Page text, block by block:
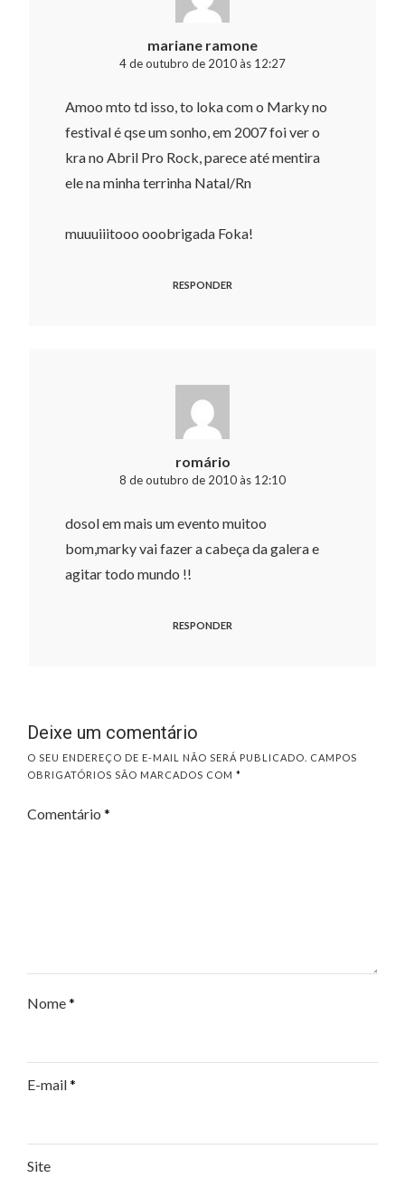
mariane ramone
4 de outubro de 2010 às 12:27
Amoo mto td isso, to loka com o Marky no
festival é qse um sonho, em 2007 foi ver o
kra no Abril Pro Rock, parece até mentira
ele na minha terrinha Natal/Rn
muuuiiitooo ooobrigada Foka!
RESPONDER
romário
8 de outubro de 2010 às 12:10
dosol em mais um evento muitoo
bom,marky vai fazer a cabeça da galera e
agitar todo mundo !!
RESPONDER
Deixe um comentário
O SEU ENDEREÇO DE E-MAIL NÃO SERÁ PUBLICADO.
CAMPOS
OBRIGATÓRIOS SÃO MARCADOS COM *
Comentário *
Nome*
E-mail*
Site